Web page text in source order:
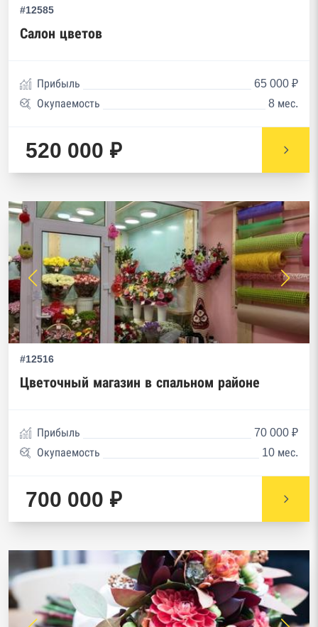
#12585
Салон цветов
Прибыль
65 000 ₽
Окупаемость
8 мес.
520 000 ₽
#12516
Цветочный магазин в спальном районе
Прибыль
70 000 ₽
Окупаемость
10 мес.
700 000 ₽